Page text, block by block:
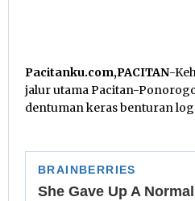
Pacitanku.com,PACITAN-
jalur utama Pacitan-
dentuman keras benturan